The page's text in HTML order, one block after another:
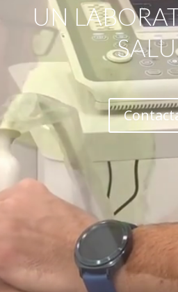
UN